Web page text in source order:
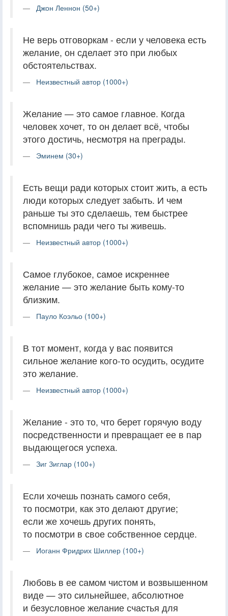
Джон Леннон (50+)
Не верь отговоркам - если у человека есть
желание, он сделает это при любых
обстоятельствах.
Неизвестный автор (1000+)
Желание — это самое главное. Когда
человек хочет, то он делает всё, чтобы
этого достичь, несмотря на преграды.
Эминем (30+)
Есть вещи ради которых стоит жить, а есть
люди которых следует забыть. И чем
раньше ты это сделаешь, тем быстрее
вспомнишь ради чего ты живешь.
Неизвестный автор (1000+)
Самое глубокое, самое искреннее
желание — это желание быть кому-то
близким.
Пауло Коэльо (100+)
В тот момент, когда у вас появится
сильное желание кого-то осудить, осудите
это желание.
Неизвестный автор (1000+)
Желание - это то, что берет горячую воду
посредственности и превращает ее в пар
выдающегося успеха.
Зиг Зиглар (100+)
Если хочешь познать самого себя,
то посмотри, как это делают другие;
если же хочешь других понять,
то посмотри в свое собственное сердце.
Иоганн Фридрих Шиллер (100+)
Любовь в ее самом чистом и возвышенном
виде — это сильнейшее, абсолютное
и безусловное желание счастья для